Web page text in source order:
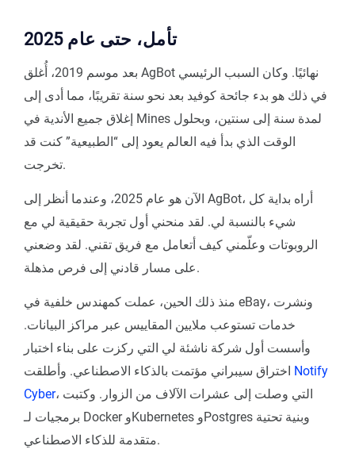
تأمل، حتى عام 2025
بعد موسم 2019، أُغلق AgBot نهائيًا. وكان السبب الرئيسي
في ذلك هو بدء جائحة كوفيد بعد نحو سنة تقريبًا، مما أدى إلى
إغلاق جميع الأندية في Mines لمدة سنة إلى سنتين، وبحلول
الوقت الذي بدأ فيه العالم يعود إلى “الطبيعية” كنت قد
تخرجت.
الآن هو عام 2025، وعندما أنظر إلى AgBot، أراه بداية كل
شيء بالنسبة لي. لقد منحني أول تجربة حقيقية لي مع
الروبوتات وعلّمني كيف أتعامل مع فريق تقني. لقد وضعني
على مسار قادني إلى فرص مذهلة.
منذ ذلك الحين، عملت كمهندس خلفية في eBay، ونشرت
خدمات تستوعب ملايين المقاييس عبر مراكز البيانات.
وأسست أول شركة ناشئة لي التي ركزت على بناء اختبار
Notify
Cyber، التي وصلت إلى عشرات الآلاف من الزوار. وكتبت
برمجيات لـ Docker وKubernetes وPostgres وبنية تحتية
متقدمة للذكاء الاصطناعي.